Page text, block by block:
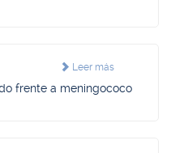
Leer más
frente a meningococo